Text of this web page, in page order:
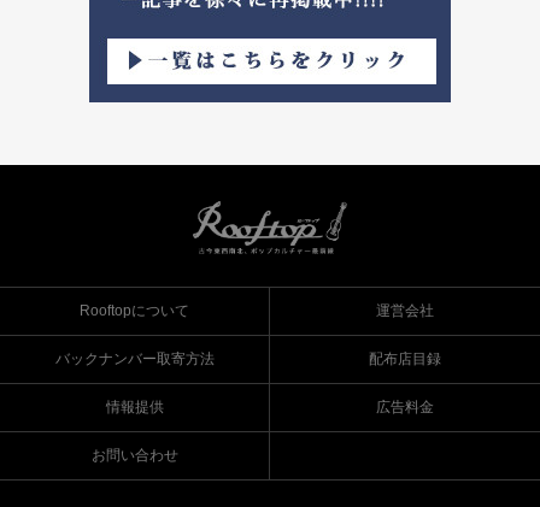
Rooftopについて 運営会社
バックナンバー取寄方法 配布店目録
情報提供 広告料金
お問い合わせ